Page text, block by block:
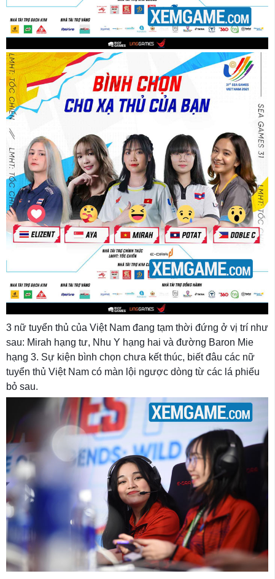
3 nữ tuyển thủ của Việt Nam đang tạm thời đứng ở vị trí như
sau: Mirah hạng tư, Nhu Y hạng hai và đường Baron Mie
hạng 3. Sự kiện bình chọn chưa kết thúc, biết đâu các nữ
tuyển thủ Việt Nam có màn lội ngược dòng từ các lá phiếu
bỏ sau.